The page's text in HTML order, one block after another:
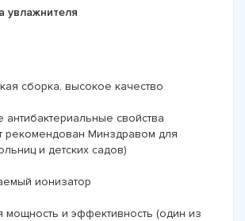
увлажнителя
сборка, высокое качество
антибактериальные свойства
рекомендован Минздравом для
и детских садов)
ионизатор
мощность и эффективность (один из